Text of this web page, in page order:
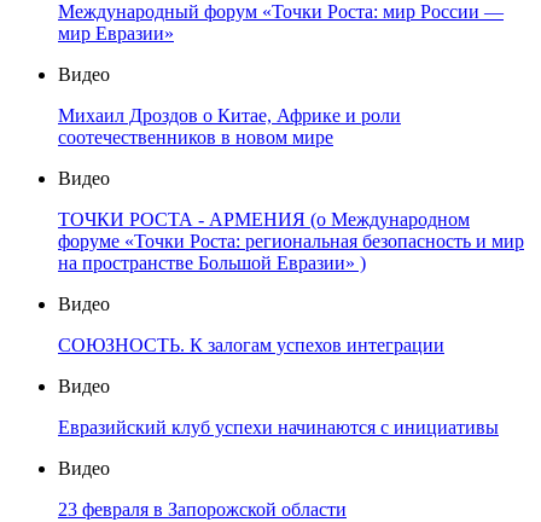
Международный форум «Точки Роста: мир России —
мир Евразии»
Видео
Михаил Дроздов о Китае, Африке и роли
соотечественников в новом мире
Видео
ТОЧКИ РОСТА - АРМЕНИЯ (о Международном
форуме «Точки Роста: региональная безопасность и мир
на пространстве Большой Евразии» )
Видео
СОЮЗНОСТЬ. К залогам успехов интеграции
Видео
Евразийский клуб успехи начинаются с инициативы
Видео
23 февраля в Запорожской области